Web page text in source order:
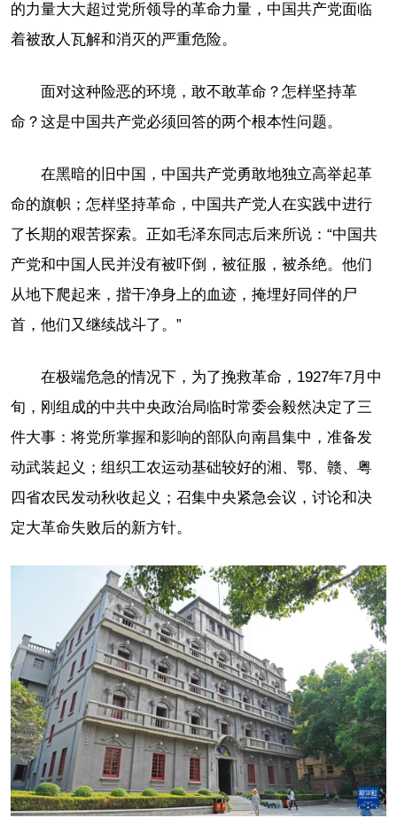
的力量大大超过党所领导的革命力量，中国共产党面临
着被敌人瓦解和消灭的严重危险。
面对这种险恶的环境，敢不敢革命？怎样坚持革
命？这是中国共产党必须回答的两个根本性问题。
在黑暗的旧中国，中国共产党勇敢地独立高举起革
命的旗帜；怎样坚持革命，中国共产党人在实践中进行
了长期的艰苦探索。正如毛泽东同志后来所说：“中国共
产党和中国人民并没有被吓倒，被征服，被杀绝。他们
从地下爬起来，揩干净身上的血迹，掩埋好同伴的尸
首，他们又继续战斗了。”
在极端危急的情况下，为了挽救革命，1927年7月中
旬，刚组成的中共中央政治局临时常委会毅然决定了三
件大事：将党所掌握和影响的部队向南昌集中，准备发
动武装起义；组织工农运动基础较好的湘、鄂、赣、粤
四省农民发动秋收起义；召集中央紧急会议，讨论和决
定大革命失败后的新方针。